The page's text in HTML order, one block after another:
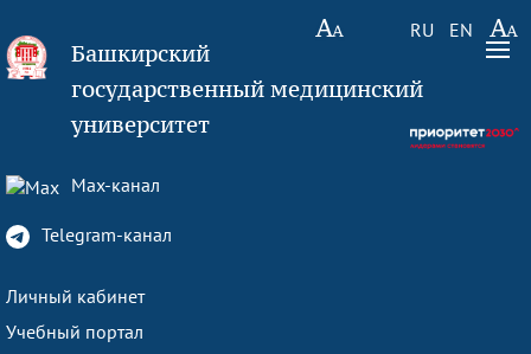
RU EN
Башкирский
государственный медицинский
университет
Max-канал
Telegram-канал
Личный кабинет
Учебный портал